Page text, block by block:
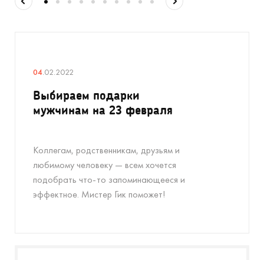
04.02.2022
Выбираем подарки
мужчинам на 23 февраля
Коллегам, родственникам, друзьям и
любимому человеку — всем хочется
подобрать что-то запоминающееся и
эффектное. Мистер Гик поможет!